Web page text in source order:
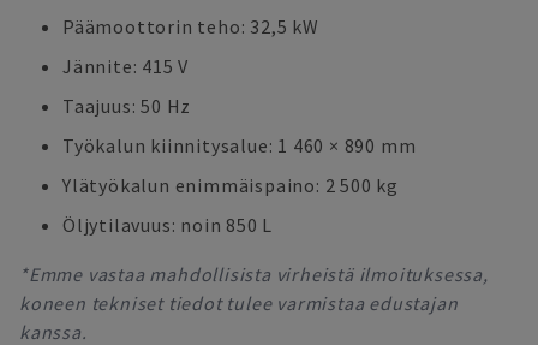
Päämoottorin teho: 32,5 kW
Jännite: 415 V
Taajuus: 50 Hz
Työkalun kiinnitysalue: 1 460 × 890 mm
Ylätyökalun enimmäispaino: 2 500 kg
Öljytilavuus: noin 850 L
*Emme vastaa mahdollisista virheistä ilmoituksessa,
koneen tekniset tiedot tulee varmistaa edustajan
kanssa.